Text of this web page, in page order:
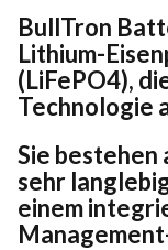
BullTron
Lithium-
(LiFePO4),
Technologie
Sie bestehen
sehr
einem